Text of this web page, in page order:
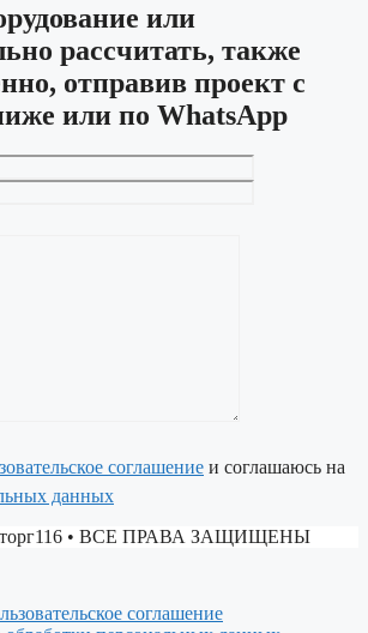
или
рассчитать, также
отправив проект с
или по WhatsApp
соглашение и соглашаюсь на
данных
• ВСЕ ПРАВА ЗАЩИЩЕНЫ
соглашение